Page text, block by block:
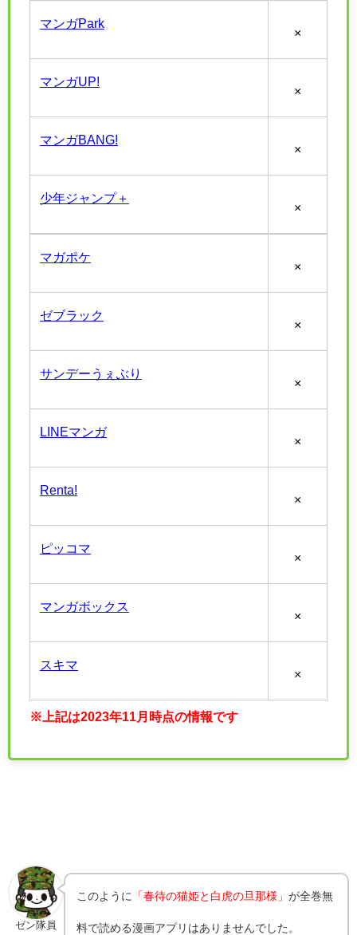
マンガPark
×
マンガUP!
×
マンガBANG!
×
少年ジャンプ＋
×
マガポケ
×
ゼブラック
×
サンデーうぇぶり
×
LINEマンガ
×
Renta!
×
ピッコマ
×
マンガボックス
×
スキマ
×
※上記は2023年11月時点の情報です
ゼン隊員
このように 「春待の猫姫と白虎の旦那様」が全巻無
料で読める漫画アプリはありませんでした。